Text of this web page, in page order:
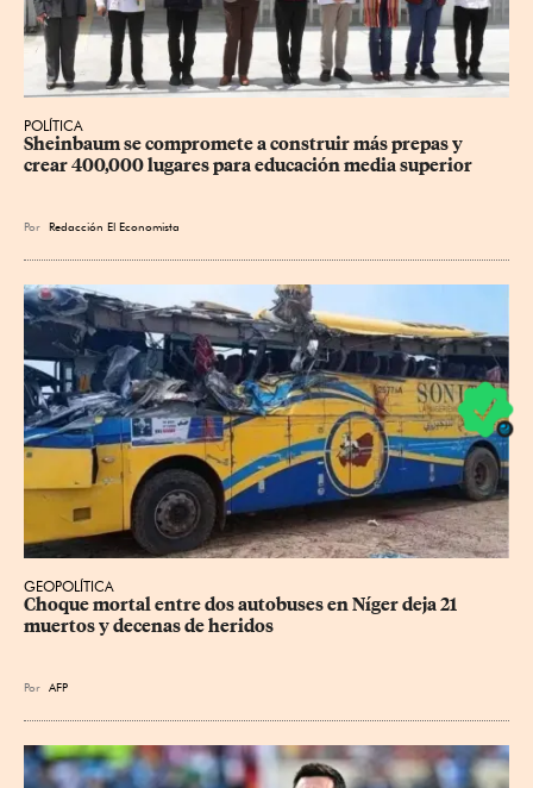
POLÍTICA
Sheinbaum se compromete a construir más prepas y
crear 400,000 lugares para educación media superior
Por Redacción El Economista
GEOPOLÍTICA
Choque mortal entre dos autobuses en Níger deja 21
muertos y decenas de heridos
Por AFP